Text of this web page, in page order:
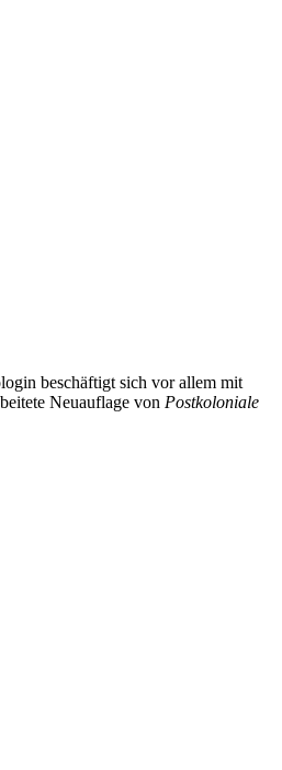
beschäftigt sich vor allem mit
Neuauflage von Postkoloniale